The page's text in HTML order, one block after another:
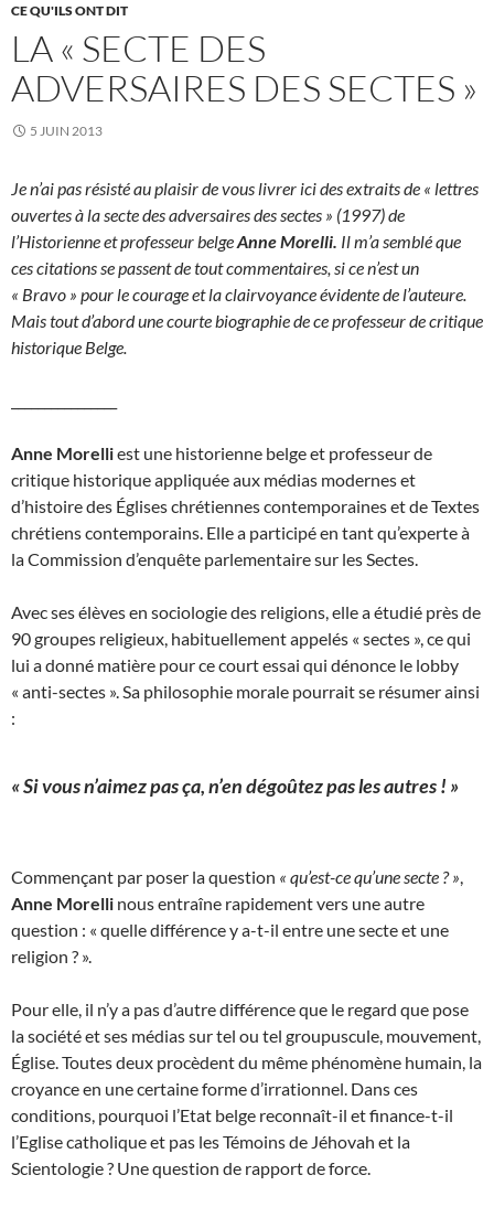
CE QU'ILS ONT DIT
LA « SECTE DES
ADVERSAIRES DES SECTES »
5 JUIN 2013
Je n’ai pas résisté au plaisir de vous livrer ici des extraits de « lettres
ouvertes à la secte des adversaires des sectes » (1997) de
l’Historienne et professeur belgeAnne Morelli. Il m’a semblé que
ces citations se passent de tout commentaires, si ce n’est un
« Bravo » pour le courage et la clairvoyance évidente de l’auteure.
Mais tout d’abord une courte biographie de ce professeur de critique
historique Belge.
Anne Morelliest une historienne belge et professeur de
critique historique appliquée aux médias modernes et
d’histoire des Églises chrétiennes contemporaines et de Textes
chrétiens contemporains. Elle a participé en tant qu’experte à
la Commission d’enquête parlementaire sur les Sectes.
Avec ses élèves en sociologie des religions, elle a étudié près de
90 groupes religieux, habituellement appelés « sectes », ce qui
lui a donné matière pour ce court essai qui dénonce le lobby
« anti-sectes ». Sa philosophie morale pourrait se résumer ainsi
:
« Si vous n’aimez pas ça, n’en dégoûtez pas les autres ! »
Commençant par poser la question « qu’est-ce qu’une secte ? »
Anne Morelli nous entraîne rapidement vers une autre
question : « quelle différence y a-t-il entre une secte et une
religion ? ».
Pour elle, il n’y a pas d’autre différence que le regard que pose
la société et ses médias sur tel ou tel groupuscule, mouvement,
Église. Toutes deux procèdent du même phénomène humain, la
croyance en une certaine forme d’irrationnel. Dans ces
conditions, pourquoi l’Etat belge reconnaît-il et finance-t-il
l’Eglise catholique et pas les Témoins de Jéhovah et la
Scientologie ? Une question de rapport de force.